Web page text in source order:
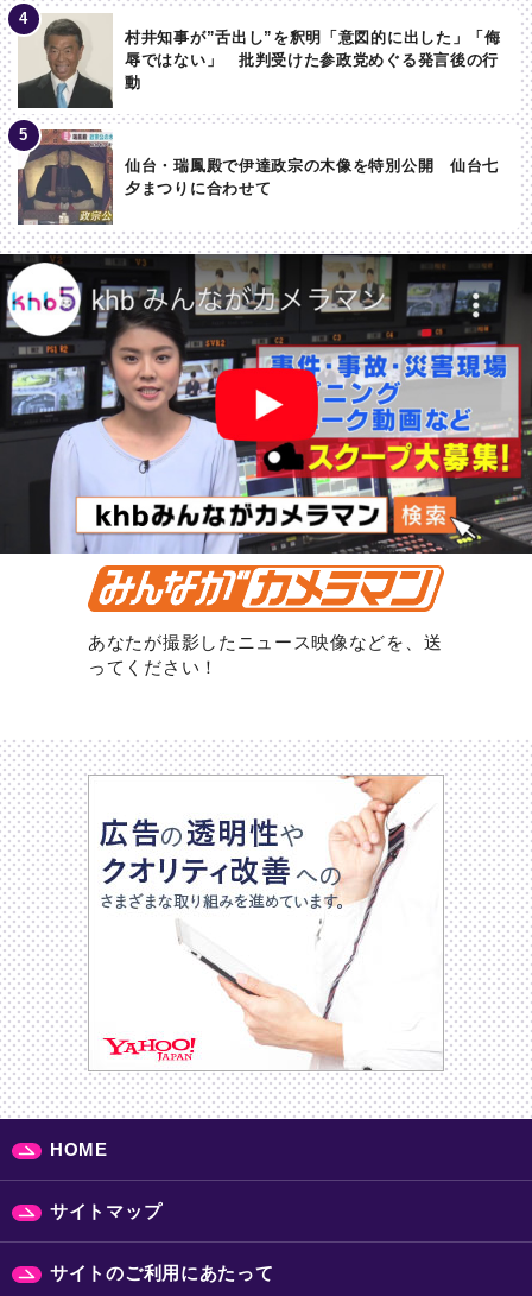
村井知事が”舌出し”を釈明「意図的に出した」「侮
辱ではない」 批判受けた参政党めぐる発言後の行
動
仙台・瑞鳳殿で伊達政宗の木像を特別公開 仙台七
夕まつりに合わせて
あなたが撮影したニュース映像などを、送
ってください！
HOME
サイトマップ
サイトのご利用にあたって